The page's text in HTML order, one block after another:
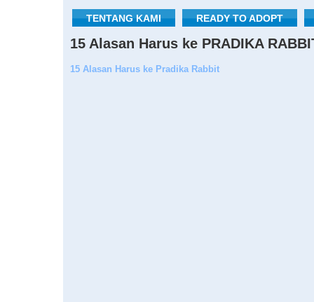
TENTANG KAMI READY TO ADOPT
15 Alasan Harus ke PRADIKA
15 Alasan Harus ke Pradika Rabbit